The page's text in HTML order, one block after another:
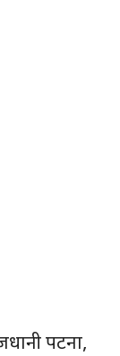
पटना,